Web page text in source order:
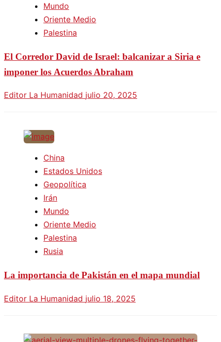
Mundo
Oriente Medio
Palestina
El Corredor David de Israel: balcanizar a Siria e
imponer los Acuerdos Abraham
Editor La Humanidad julio 20, 2025
China
Estados Unidos
Geopolítica
Irán
Mundo
Oriente Medio
Palestina
Rusia
La importancia de Pakistán en el mapa mundial
Editor La Humanidad julio 18, 2025